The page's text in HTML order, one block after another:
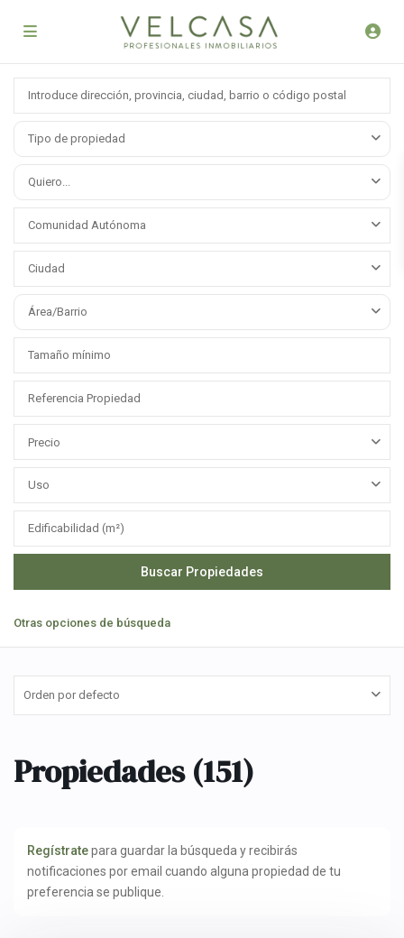
Tipo de propiedad
Quiero...
Comunidad Autónoma
Ciudad
Área/Barrio
Precio
Uso
Otras opciones de búsqueda
Orden por defecto
Propiedades (151)
Regístratepara guardar la búsqueda y recibirás
notificaciones por email cuando alguna propiedad de tu
preferencia se publique.
Tiro
Línea